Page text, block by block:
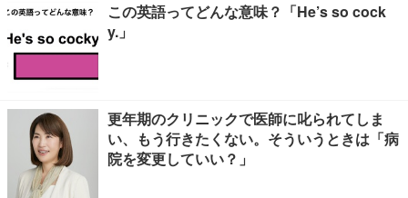
この英語ってどんな意味？「He’s so cock
y.」
更年期のクリニックで医師に叱られてしま
い、もう行きたくない。そういうときは「病
院を変更していい？」